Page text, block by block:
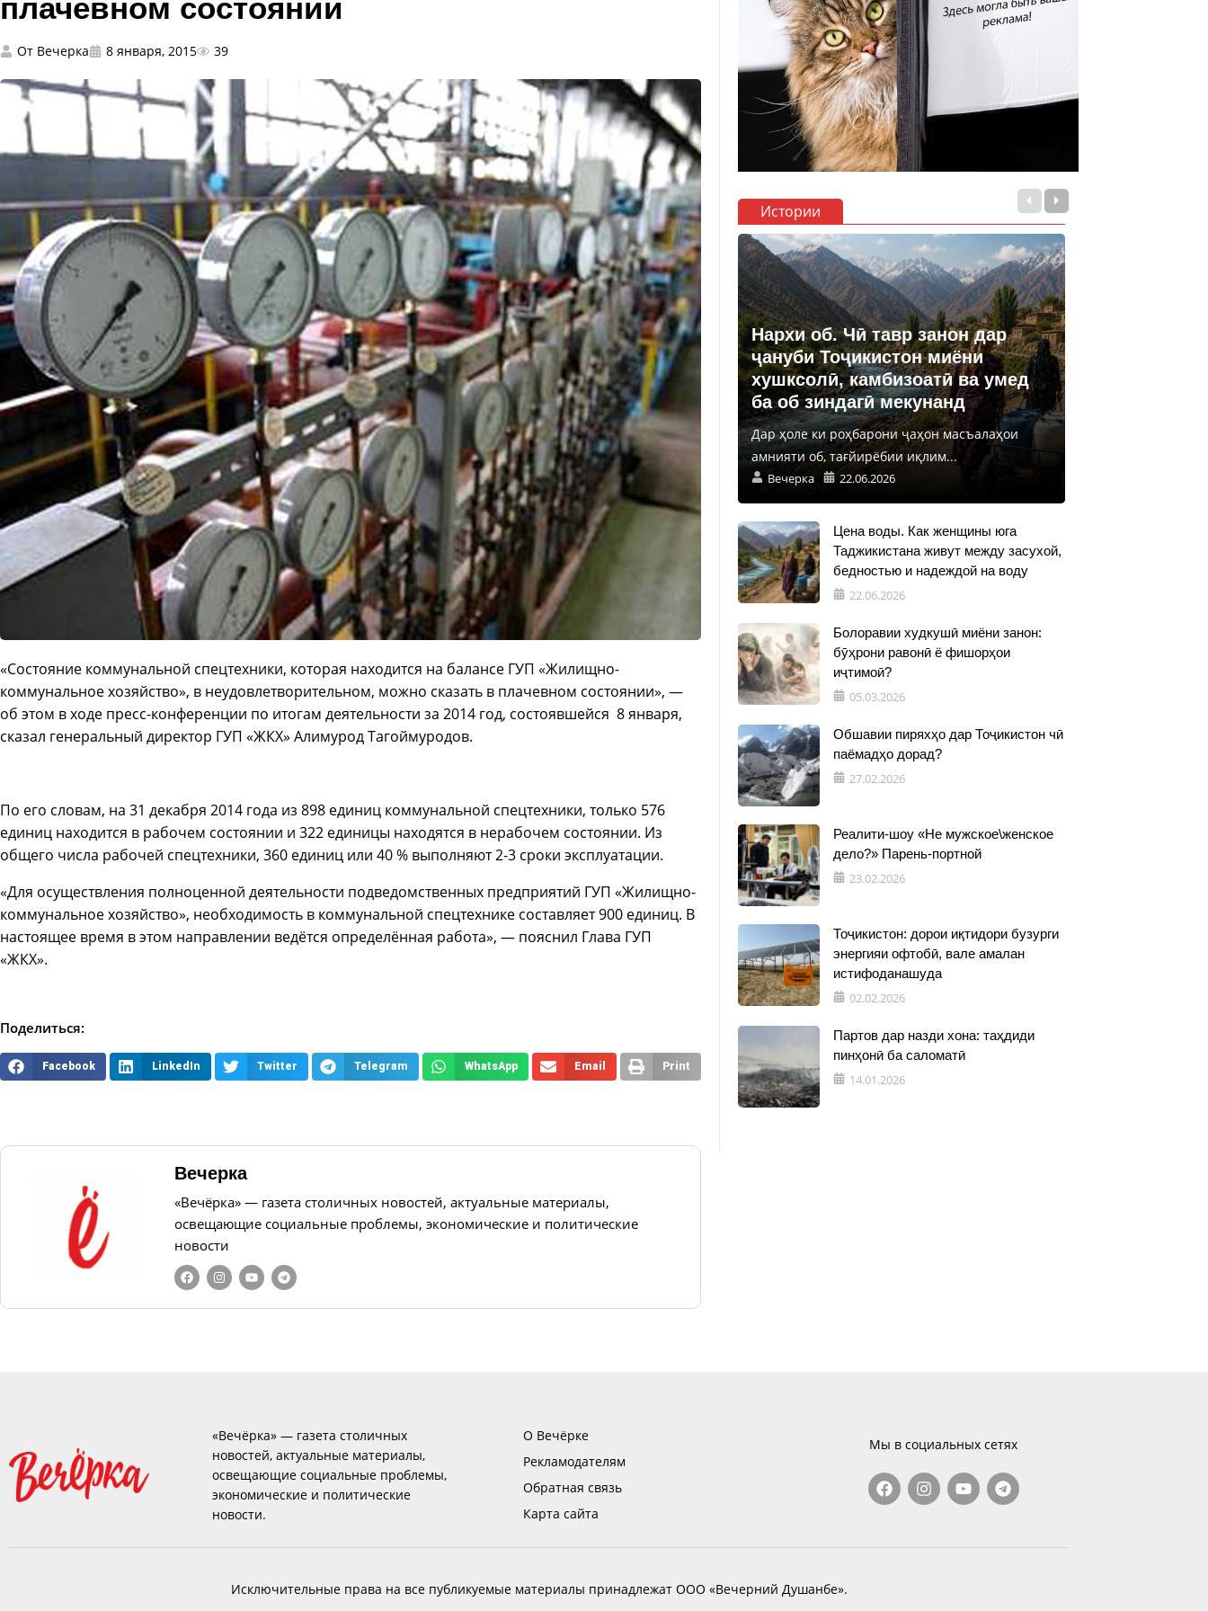
плачевном состоянии
От Вечерка 8 января, 2015 39
«Состояние коммунальной спецтехники, которая находится на балансе ГУП «Жилищно-
коммунальное хозяйство», в неудовлетворительном, можно сказать в плачевном состоянии», —
об этом в ходе пресс-конференции по итогам деятельности за 2014 год, состоявшейся 8 января,
сказал генеральный директор ГУП «ЖКХ» Алимурод Тагоймуродов.
По его словам, на 31 декабря 2014 года из 898 единиц коммунальной спецтехники, только 576
единиц находится в рабочем состоянии и 322 единицы находятся в нерабочем состоянии. Из
общего числа рабочей спецтехники, 360 единиц или 40 % выполняют 2-3 сроки эксплуатации.
«Для осуществления полноценной деятельности подведомственных предприятий ГУП «Жилищно-
коммунальное хозяйство», необходимость в коммунальной спецтехнике составляет 900 единиц. В
настоящее время в этом направлении ведётся определённая работа», — пояснил Глава ГУП
«ЖКХ».
Поделиться:
Facebook LinkedIn Twitter Telegram WhatsApp Email Print
Вечерка
«Вечёрка» — газета столичных новостей, актуальные материалы,
освещающие социальные проблемы, экономические и политические
новости
Истории
Нархи об. Чӣ тавр занон дар
ҷануби Тоҷикистон миёни
хушксолӣ, камбизоатӣ ва умед
ба об зиндагӣ мекунанд
Дар ҳоле ки роҳбарони ҷаҳон масъалаҳои
амнияти об, тағйирёбии иқлим...
Вечерка 22.06.2026
Цена воды. Как женщины юга
Таджикистана живут между засухой,
бедностью и надеждой на воду
22.06.2026
Болоравии худкушӣ миёни занон:
бӯҳрони равонӣ ё фишорҳои
иҷтимоӣ?
05.03.2026
Обшавии пиряхҳо дар Тоҷикистон чӣ
паёмадҳо дорад?
27.02.2026
Реалити-шоу «Не мужское\женское
дело?» Парень-портной
23.02.2026
Тоҷикистон: дорои иқтидори бузурги
энергияи офтобӣ, вале амалан
истифоданашуда
02.02.2026
Партов дар назди хона: таҳдиди
пинҳонӣ ба саломатӣ
14.01.2026
«Вечёрка» — газета столичных
новостей, актуальные материалы,
освещающие социальные проблемы,
экономические и политические
новости.
О Вечёрке
Рекламодателям
Обратная связь
Карта сайта
Мы в социальных сетях
Исключительные права на все публикуемые материалы принадлежат ООО «Вечерний Душанбе».